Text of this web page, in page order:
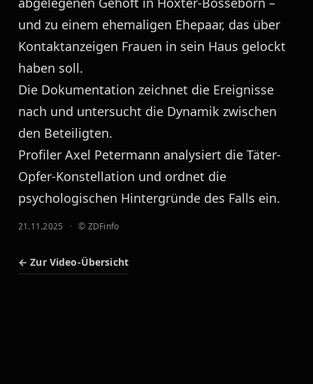
und zu einem ehemaligen Ehepaar, das über
Kontaktanzeigen Frauen in sein Haus gelockt
haben soll.
Die Dokumentation zeichnet die Ereignisse
nach und untersucht die Dynamik zwischen
den Beteiligten.
Profiler Axel Petermann analysiert die Täter-
Opfer-Konstellation und ordnet die
psychologischen Hintergründe des Falls ein.
21.11.2025 · © ZDFinfo
← Zur Video-Übersicht